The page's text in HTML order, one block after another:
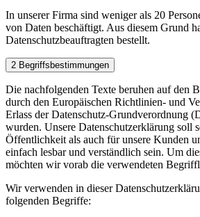
In unserer Firma sind weniger als 20
von Daten beschäftigt. Aus diesem Grund
Datenschutzbeauftragten bestellt.
2 Begriffsbestimmungen
Die nachfolgenden Texte beruhen auf den
durch den Europäischen Richtlinien- und
Erlass der Datenschutz-Grundverordnung
wurden. Unsere Datenschutzerklärung soll
Öffentlichkeit als auch für unsere Kunden
einfach lesbar und verständlich sein. Um
möchten wir vorab die verwendeten
Wir verwenden in dieser
folgenden Begriffe: